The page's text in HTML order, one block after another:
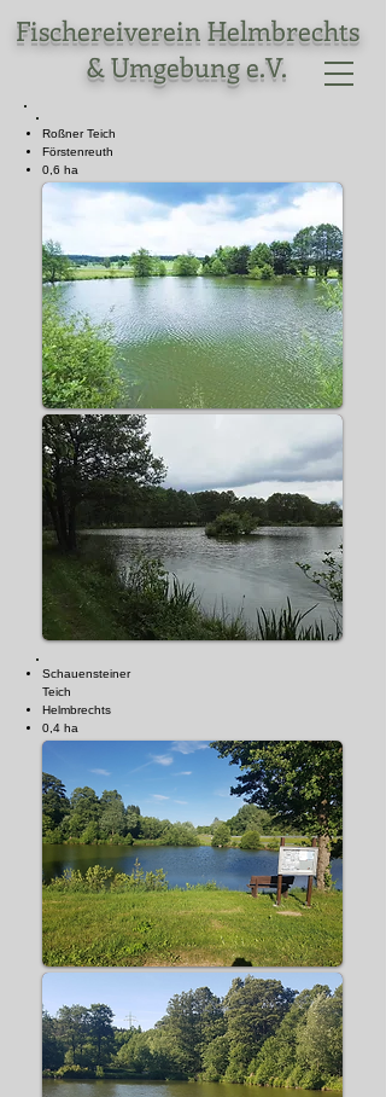
Fischereiverein Helmbrechts
& Umgebung e.V.
Roßner Teich
Förstenreuth
0,6 ha
Schauensteiner
Teich
Helmbrechts
0,4 ha